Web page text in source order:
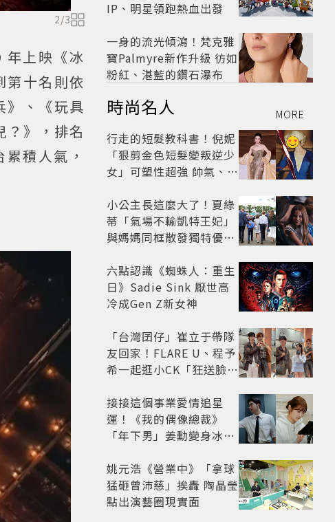
2/3
上映《冰
第十名則依
》、《玩具
？》，排名
積人氣，
IP、明星領跑熱血出發
一身的流光傾瀉！梵克雅
寶Palmyre新作升級 彷如
粉紅、湛藍的鑽石瀑布
時尚名人 MORE
行走的短髮教科書！倪妮
「狠剪金色短髮變叛逆少
女」可塑性超強 帥氣、優
小公主長這麼大了！夏綠
蒂「氣場不輸凱特王妃」
與媽媽同框散發獨特優雅
六點認識《蜘蛛人：重生
日》Sadie Sink 厭世高
冷成Gen Z新女神
「台灣囝仔」崔立于帶隊
友回家！FLARE U、程予
希一起逛小CK「狂送臉頰
站私藏必逛名單
接接這個事業愛情追星
運！《我的偶像總裁》
「年下男」姜勳變身冰山
遇愛情
姚元浩《營業中》「拿球
猛砸曾沛慈」挨轟 陶晶瑩
點出演藝圈現實面